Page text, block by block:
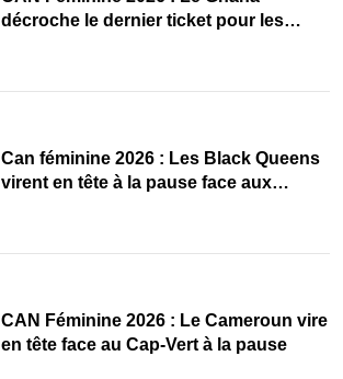
décroche le dernier ticket pour les
‎Can féminine 2026 : Les Black Queens
virent en tête à la pause face aux
CAN Féminine 2026 : Le Cameroun vire
en tête face au Cap-Vert à la pause